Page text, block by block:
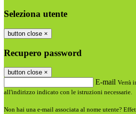
Seleziona utente
button close ×
Recupero password
button close ×
E-mail Verrà
all'indirizzo indicato con le istruzioni necessarie.
Non hai una e-mail associata al nome utente?